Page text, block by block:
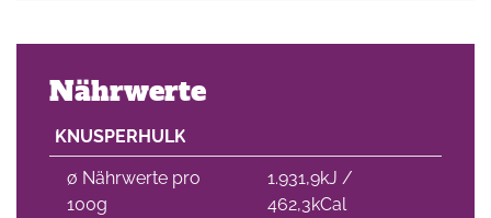
Nährwerte
KNUSPERHULK
∅ Nährwerte pro
100g
1.931,9kJ /
462,3kCal